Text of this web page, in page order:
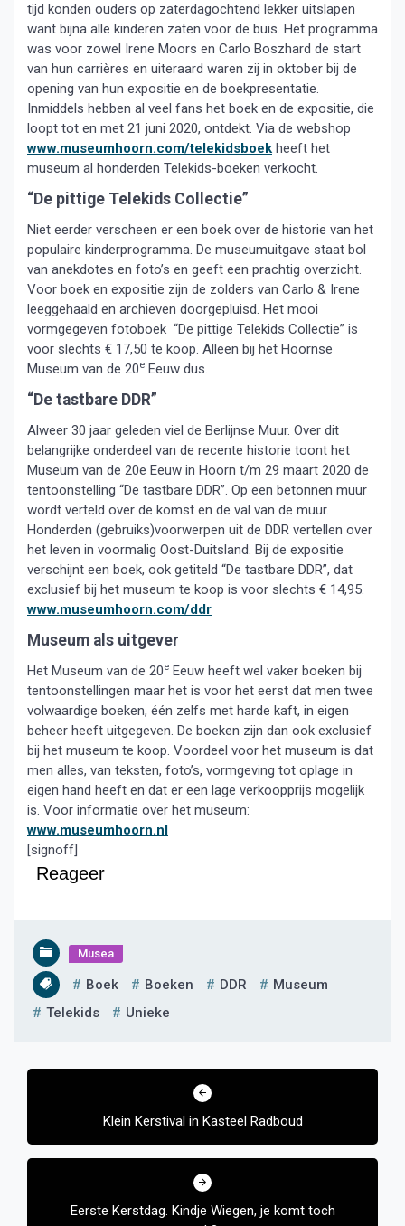
tijd konden ouders op zaterdagochtend lekker uitslapen
want bijna alle kinderen zaten voor de buis. Het programma
was voor zowel Irene Moors en Carlo Boszhard de start
van hun carrières en uiteraard waren zij in oktober bij de
opening van hun expositie en de boekpresentatie.
Inmiddels hebben al veel fans het boek en de expositie, die
loopt tot en met 21 juni 2020, ontdekt. Via de webshop
www.museumhoorn.com/telekidsboek heeft het
museum al honderden Telekids-boeken verkocht.
“De pittige Telekids Collectie”
Niet eerder verscheen er een boek over de historie van het
populaire kinderprogramma. De museumuitgave staat bol
van anekdotes en foto’s en geeft een prachtig overzicht.
Voor boek en expositie zijn de zolders van Carlo & Irene
leeggehaald en archieven doorgepluisd. Het mooi
vormgegeven fotoboek “De pittige Telekids Collectie” is
voor slechts € 17,50 te koop. Alleen bij het Hoornse
Museum van de 20e Eeuw dus.
“De tastbare DDR”
Alweer 30 jaar geleden viel de Berlijnse Muur. Over dit
belangrijke onderdeel van de recente historie toont het
Museum van de 20e Eeuw in Hoorn t/m 29 maart 2020 de
tentoonstelling “De tastbare DDR”. Op een betonnen muur
wordt verteld over de komst en de val van de muur.
Honderden (gebruiks)voorwerpen uit de DDR vertellen over
het leven in voormalig Oost-Duitsland. Bij de expositie
verschijnt een boek, ook getiteld “De tastbare DDR”, dat
exclusief bij het museum te koop is voor slechts € 14,95.
www.museumhoorn.com/ddr
Museum als uitgever
Het Museum van de 20e Eeuw heeft wel vaker boeken bij
tentoonstellingen maar het is voor het eerst dat men twee
volwaardige boeken, één zelfs met harde kaft, in eigen
beheer heeft uitgegeven. De boeken zijn dan ook exclusief
bij het museum te koop. Voordeel voor het museum is dat
men alles, van teksten, foto’s, vormgeving tot oplage in
eigen hand heeft en dat er een lage verkoopprijs mogelijk
is. Voor informatie over het museum:
www.museumhoorn.nl
[signoff]
Reageer
Musea
Boek Boeken DDR
Museum
Telekids
Unieke
Bericht
Klein Kerstival in Kasteel Radboud
Eerste Kerstdag. Kindje Wiegen, je komt toch